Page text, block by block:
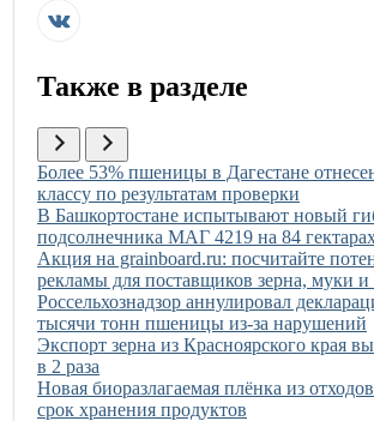
Также в разделе
Иллюстрация новости
Более 53% пшеницы в Дагестане
классу по результатам проверки
Иллюстрация новости
В Башкортостане испытывают новый
подсолнечника МАГ 4219 на 84
Иллюстрация новости
Акция на grainboard.ru: посчитайте
рекламы для поставщиков зерна, муки и
Иллюстрация новости
Россельхознадзор аннулировал
тысячи тонн пшеницы из-за нарушений
Иллюстрация новости
Экспорт зерна из Красноярского края
в 2 раза
Иллюстрация новости
Новая биоразлагаемая плёнка из
срок хранения продуктов